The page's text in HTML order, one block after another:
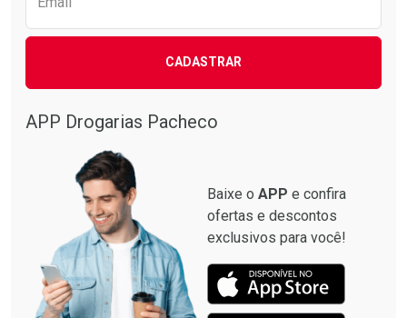
CADASTRAR
APP Drogarias Pacheco
Baixe o APP e confira
ofertas e descontos
exclusivos para você!